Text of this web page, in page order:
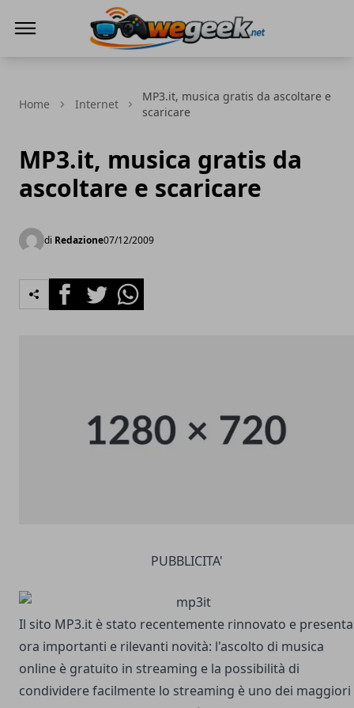
Home Internet
MP3.it, musica gratis da ascoltare e
scaricare
MP3.it, musica gratis da
ascoltare e scaricare
di Redazione07/12/2009
FacebookTwitterWhatsapp
PUBBLICITA'
Il sito MP3.it è stato recentemente rinnovato e presenta
ora importanti e rilevanti novità: l'ascolto di musica
online è gratuito in streaming e la possibilità di
condividere facilmente lo streaming è uno dei maggiori